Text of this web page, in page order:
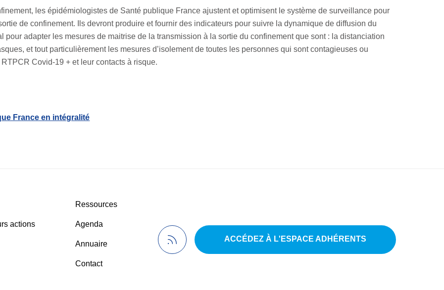
les épidémiologistes de Santé publique France ajustent et optimisent le système de surveillance pour
de confinement. Ils devront produire et fournir des indicateurs pour suivre la dynamique de diffusion du
adapter les mesures de maitrise de la transmission à la sortie du confinement que sont : la distanciation
et tout particulièrement les mesures d’isolement de toutes les personnes qui sont contagieuses ou
Covid-19 + et leur contacts à risque.
France en intégralité
actions
Ressources
Agenda
Annuaire
Contact
ACCÉDEZ À L'ESPACE ADHÉRENTS